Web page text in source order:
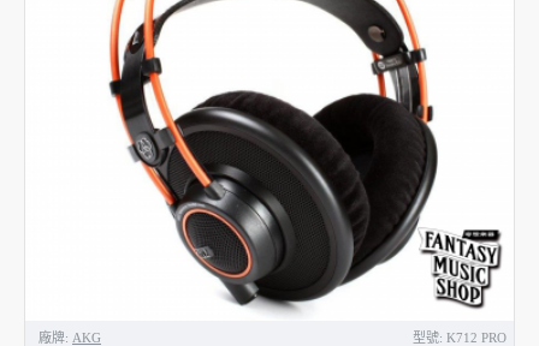
廠牌: AKG 型號: K712 PRO